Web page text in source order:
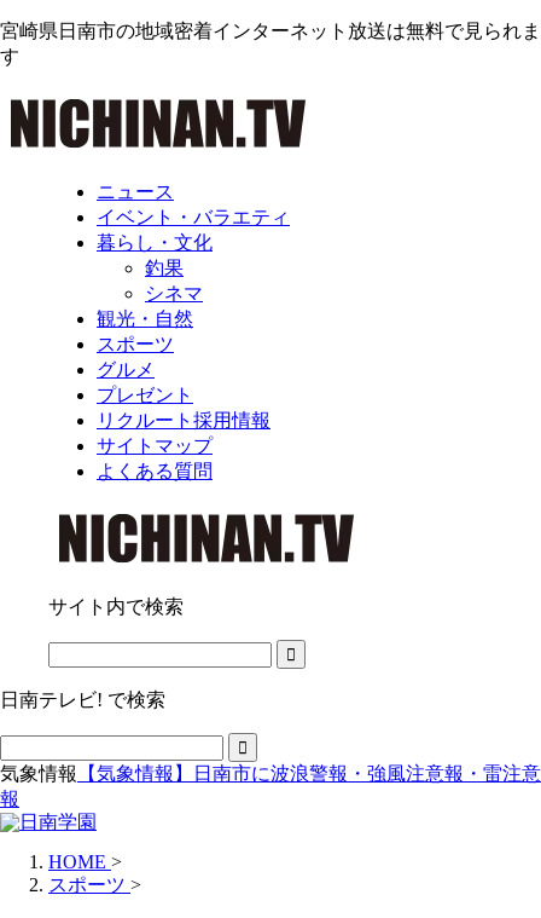
宮崎県日南市の地域密着インターネット放送は無料で見られま
す
ニュース
イベント・バラエティ
暮らし・文化
釣果
シネマ
観光・自然
スポーツ
グルメ
プレゼント
リクルート採用情報
サイトマップ
よくある質問
サイト内で検索
日南テレビ! で検索
気象情報
【気象情報】日南市に波浪警報・強風注意報・雷注意
報
HOME >
スポーツ >